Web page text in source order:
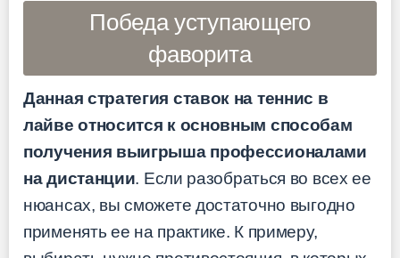
Победа уступающего
фаворита
Данная стратегия ставок на теннис в
лайве относится к основным способам
получения выигрыша профессионалами
на дистанции. Если разобраться во всех ее
нюансах, вы сможете достаточно выгодно
применять ее на практике. К примеру,